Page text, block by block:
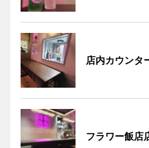
店内カウンタ
フラワー飯店